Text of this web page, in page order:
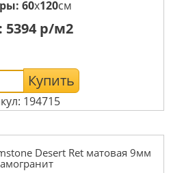
60x120см
5394 р/м2
Купить
194715
Desert Ret матовая 9мм